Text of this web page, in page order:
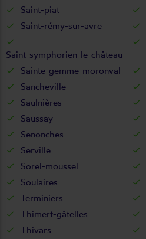
Saint-piat
Saint-rémy-sur-avre
Saint-symphorien-le-château
Sainte-gemme-moronval
Sancheville
Saulnières
Saussay
Senonches
Serville
Sorel-moussel
Soulaires
Terminiers
Thimert-gâtelles
Thivars